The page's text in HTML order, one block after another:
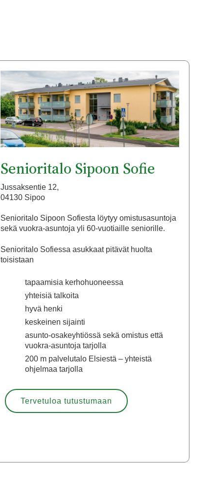
Senioritalo Sipoon Sofie
Jussaksentie 12,
04130 Sipoo
Senioritalo Sipoon Sofiesta löytyy omistusasuntoja
sekä vuokra-asuntoja yli 60-vuotiaille seniorille.
Senioritalo Sofiessa asukkaat pitävät huolta
toisistaan
tapaamisia kerhohuoneessa
yhteisiä talkoita
hyvä henki
keskeinen sijainti
asunto-osakeyhtiössä sekä omistus että
vuokra-asuntoja tarjolla
200 m palvelutalo Elsiestä – yhteistä
ohjelmaa tarjolla
Tervetuloa tutustumaan